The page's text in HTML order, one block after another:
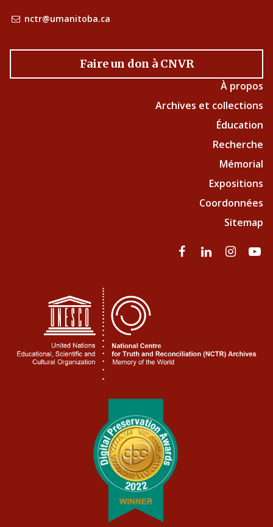
nctr@umanitoba.ca
Faire un don à CNVR
À propos
Archives et collections
Éducation
Recherche
Mémorial
Expositions
Coordonnées
Sitemap